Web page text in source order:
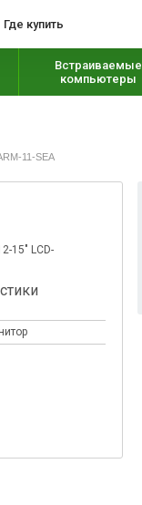
Где купить
Встраиваемые
компьютеры
11-SEA
15" LCD-